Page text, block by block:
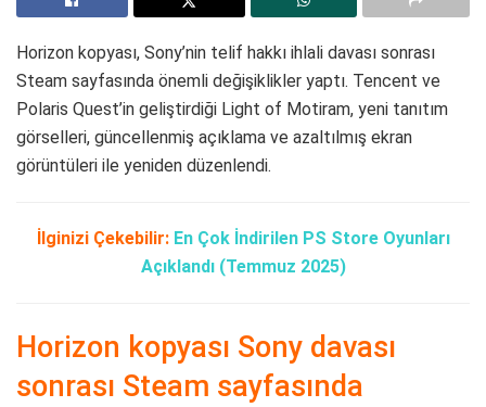
Horizon kopyası, Sony’nin telif hakkı ihlali davası sonrası
Steam sayfasında önemli değişiklikler yaptı. Tencent ve
Polaris Quest’in geliştirdiği Light of Motiram, yeni tanıtım
görselleri, güncellenmiş açıklama ve azaltılmış ekran
görüntüleri ile yeniden düzenlendi.
İlginizi Çekebilir: En Çok İndirilen PS Store Oyunları
Açıklandı (Temmuz 2025)
Horizon kopyası Sony davası
sonrası Steam sayfasında